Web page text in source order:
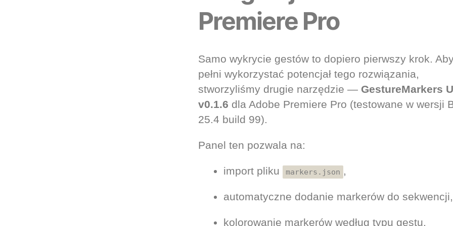
Premiere Pro
Samo wykrycie gestów to dopiero pierwszy krok.
pełni wykorzystać potencjał tego rozwiązania,
stworzyliśmy drugie narzędzie — GestureMarkers
v0.1.6 dla Adobe Premiere Pro (testowane w wersji
25.4 build 99).
Panel ten pozwala na:
import pliku markers.json
automatyczne dodanie markerów do sekwencji,
kolorowanie markerów według typu gestu,